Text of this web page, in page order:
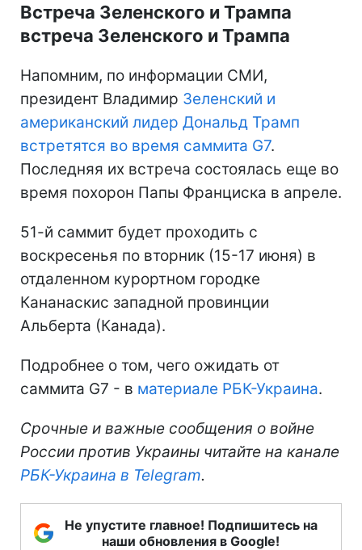
Встреча Зеленского и Трампа
встреча Зеленского и Трампа
Напомним, по информации СМИ,
президент Владимир Зеленский и
американский лидер Дональд Трамп
встретятся во время саммита G7.
Последняя их встреча состоялась еще во
время похорон Папы Франциска в апреле.
51-й саммит будет проходить с
воскресенья по вторник (15-17 июня) в
отдаленном курортном городке
Кананаскис западной провинции
Альберта (Канада).
Подробнее о том, чего ожидать от
саммита G7 - в материале РБК-Украина.
Срочные и важные сообщения о войне
России против Украины читайте на канале
РБК-Украина в Telegram.
Не упустите главное! Подпишитесь на
наши обновления в Google!